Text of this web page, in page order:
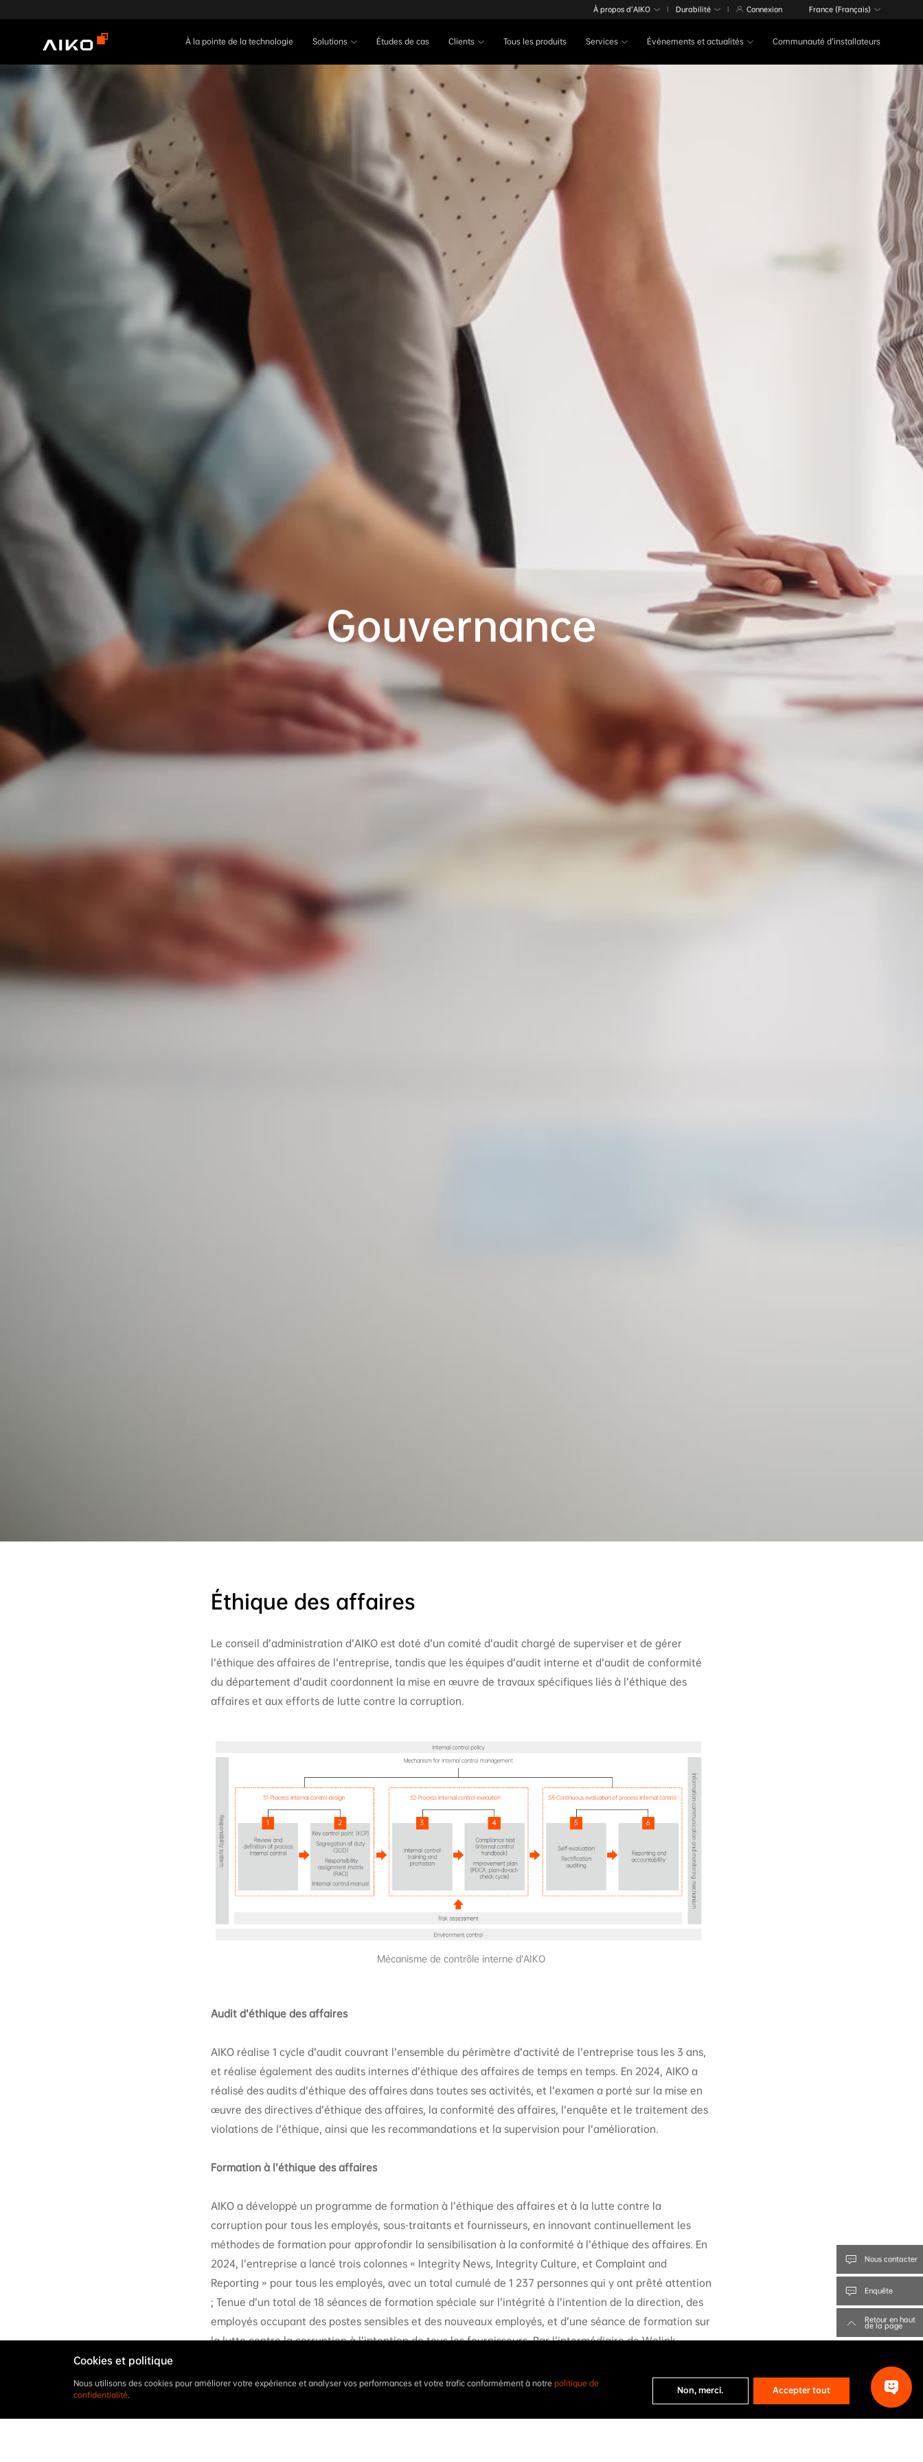
À la pointe de la technologie Solutions Études de cas Clients Tous les produits Services Événements et actualités Communauté d’installateurs
À propos d’AIKO | Durabilité | Connexion France (Français)
Gouvernance
Éthique des affaires
Le conseil d’administration d’AIKO est doté d’un comité d’audit chargé de superviser et de gérer
l’éthique des affaires de l’entreprise, tandis que les équipes d’audit interne et d’audit de conformité
du département d’audit coordonnent la mise en œuvre de travaux spécifiques liés à l’éthique des
affaires et aux efforts de lutte contre la corruption.
Mécanisme de contrôle interne d’AIKO
Audit d’éthique des affaires
AIKO réalise 1 cycle d’audit couvrant l’ensemble du périmètre d’activité de l’entreprise tous les 3 ans,
et réalise également des audits internes d’éthique des affaires de temps en temps. En 2024, AIKO a
réalisé des audits d’éthique des affaires dans toutes ses activités, et l’examen a porté sur la mise en
œuvre des directives d’éthique des affaires, la conformité des affaires, l’enquête et le traitement des
violations de l’éthique, ainsi que les recommandations et la supervision pour l’amélioration.
Formation à l’éthique des affaires
AIKO a développé un programme de formation à l’éthique des affaires et à la lutte contre la
corruption pour tous les employés, sous-traitants et fournisseurs, en innovant continuellement les
méthodes de formation pour approfondir la sensibilisation à la conformité à l’éthique des affaires. En
2024, l’entreprise a lancé trois colonnes « Integrity News, Integrity Culture, et Complaint and
Reporting » pour tous les employés, avec un total cumulé de 1 237 personnes qui y ont prêté attention
; Tenue d’un total de 18 séances de formation spéciale sur l’intégrité à l’intention de la direction, des
employés occupant des postes sensibles et des nouveaux employés, et d’une séance de formation sur
la lutte contre la corruption à l’intention de tous les fournisseurs. Par l’intermédiaire de Welink,
sous-traitants, et a envoyé des déclarations d’initiative d’intégrité à 594 fournisseurs majeurs.
Canaux d’alerte et protection des lanceurs d’alerte
Cookies et politique
Nous utilisons des cookies pour améliorer votre expérience et analyser vos performances et votre trafic conformément à notrepolitique de
confidentialité. Non, merci. Accepter tout
Nous contacter
Enquête
Retour en haut
de la page